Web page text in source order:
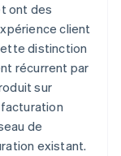
ont des
client
distinction
récurrent par
sur
de
existant.